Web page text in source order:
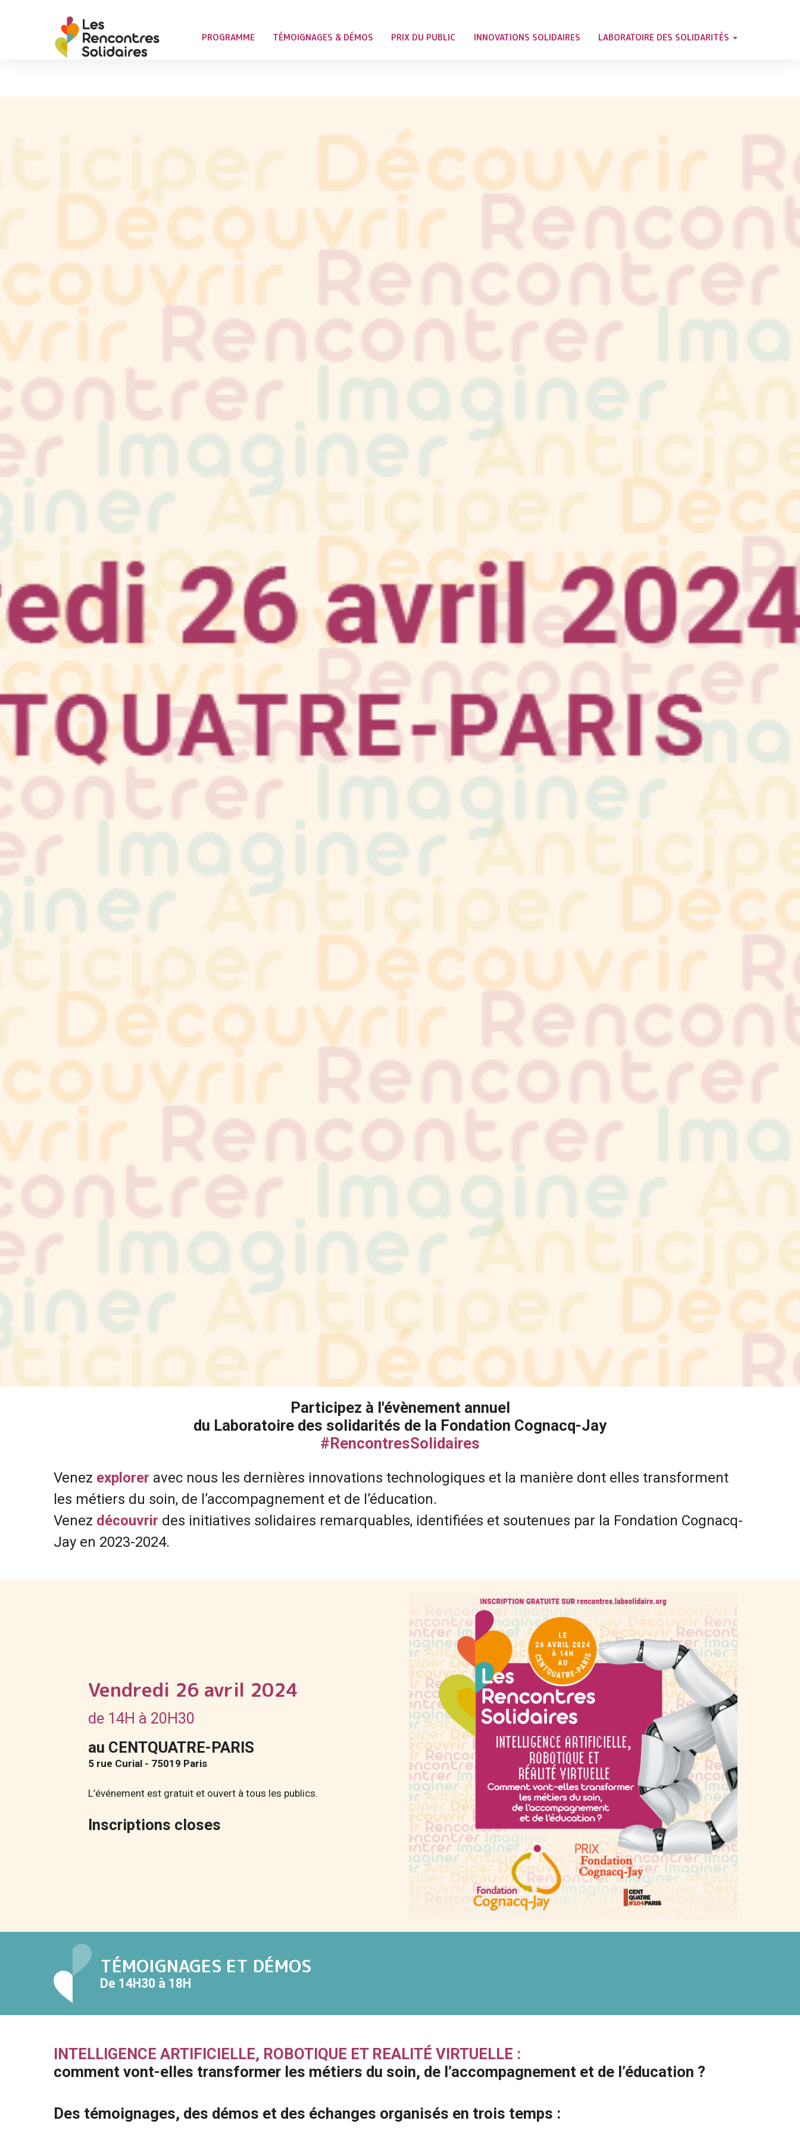
PROGRAMME TÉMOIGNAGES & DÉMOS PRIX DU PUBLIC INNOVATIONS SOLIDAIRES LABORATOIRE DES SOLIDARITÉS
Participez à l'évènement annuel
du Laboratoire des solidarités de la Fondation Cognacq-Jay
#RencontresSolidaires
Venez explorer avec nous les dernières innovations technologiques et la manière dont elles transforment
les métiers du soin, de l’accompagnement et de l’éducation.
Venez découvrir des initiatives solidaires remarquables, identifiées et soutenues par la Fondation Cognacq-
Jay en 2023-2024.
Vendredi 26 avril 2024
de 14H à 20H30
au CENTQUATRE-PARIS
5 rue Curial - 75019 Paris
L’événement est gratuit et ouvert à tous les publics.
Inscriptions closes
TÉMOIGNAGES ET DÉMOS
De 14H30 à 18H
INTELLIGENCE ARTIFICIELLE, ROBOTIQUE ET REALITÉ VIRTUELLE :
comment vont-elles transformer les métiers du soin, de l’accompagnement et de l’éducation ?
Des témoignages, des démos et des échanges organisés en trois temps :